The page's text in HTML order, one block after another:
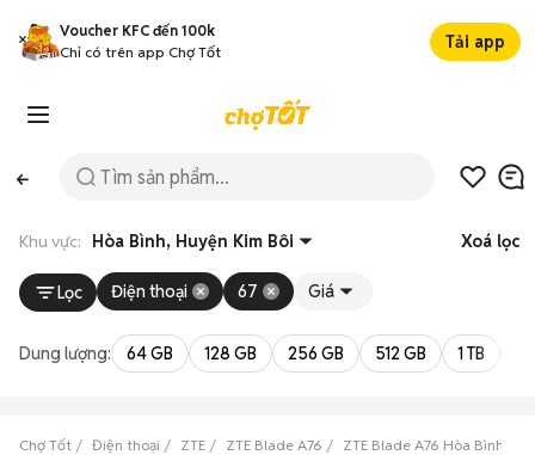
Voucher KFC đến 100k
Chỉ có trên app Chợ Tốt
Tải app
Khu vực: Hòa Bình, Huyện Kim Bôi Xoá lọc
Lọc Điện thoại 67 Giá
Dung lượng: 64 GB 128 GB 256 GB 512 GB 1 TB
Chợ Tốt Điện thoại ZTE ZTE Blade A76 ZTE Blade A76 Hòa Bình